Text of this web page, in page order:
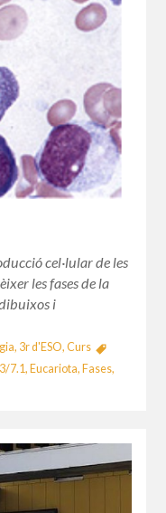
cel·lular de les
les fases de la
i
, 3r d'ESO, Curs
7.1, Eucariota, Fases,